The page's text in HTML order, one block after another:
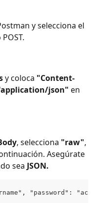
y selecciona el
y coloca "Content-
json" en
, selecciona "raw",
Asegúrate
sea JSON.
"password":